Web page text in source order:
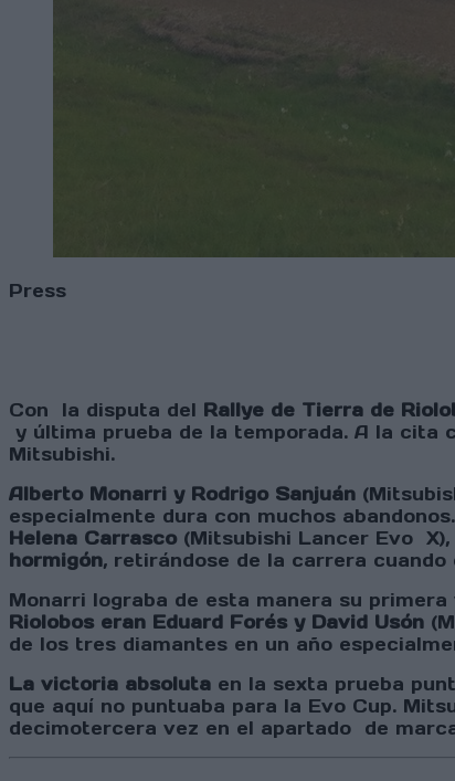
Press
Con la disputa del Rallye de Tierra de
y última prueba de la temporada. A la
Mitsubishi.
Alberto Monarri y Rodrigo Sanjuán
especialmente dura con muchos
Helena Carrasco (Mitsubishi Lancer Evo X),
hormigón, retirándose de la carrera cuando
Monarri lograba de esta manera su
Riolobos eran Eduard Forés y David Usón
de los tres diamantes en un año
La victoria absoluta en la sexta prueba
que aquí no puntuaba para la Evo Cup.
decimotercera vez en el apartado de